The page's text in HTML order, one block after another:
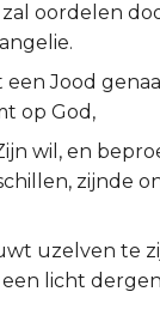
oordelen
een Jood
op God,
wil, en
zijnde
uzelven te
licht